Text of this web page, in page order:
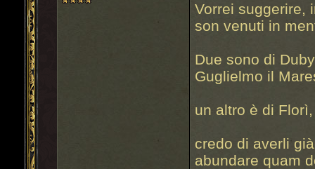
Vorrei suggerire,
son venuti in
Due sono di
Guglielmo il
un altro è di
credo di averli
abundare quam